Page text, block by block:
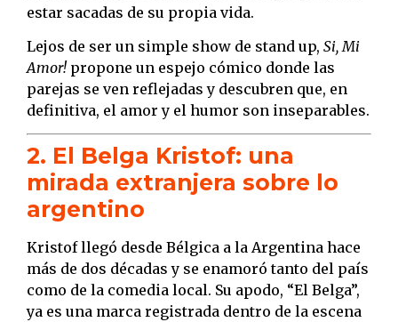
estar sacadas de su propia vida.
Lejos de ser un simple show de stand up, Si, Mi
Amor!propone un espejo cómico donde las
parejas se ven reflejadas y descubren que, en
definitiva, el amor y el humor son inseparables.
2. El Belga Kristof: una
mirada extranjera sobre lo
argentino
Kristof llegó desde Bélgica a la Argentina hace
más de dos décadas y se enamoró tanto del país
como de la comedia local. Su apodo, “El Belga”,
ya es una marca registrada dentro de la escena